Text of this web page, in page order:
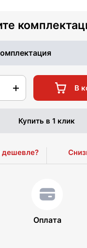
В
Купить в 1 клик
Оплата